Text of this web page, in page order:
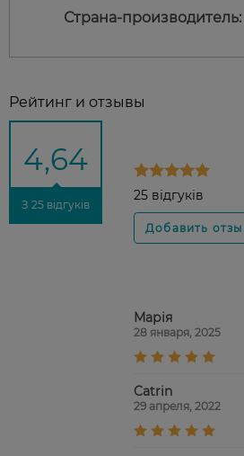
Страна-производитель:
Рейтинг и отзывы
4,64
З 25 відгуків
25 відгуків
Марія
28 января, 2025
Catrin
29 апреля, 2022